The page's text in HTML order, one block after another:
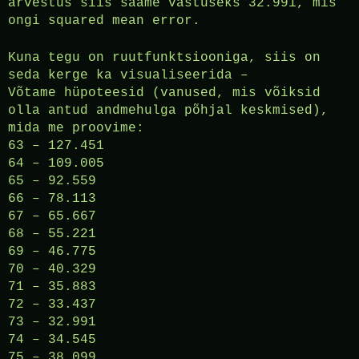
arvestus siis saame vastuseks 32.991, mis
ongi squared mean error.
Kuna tegu on ruutfunktsiooniga, siis on
seda kerge ka visualiseerida –
Võtame hüpoteesid (vanused, mis võiksid
olla antud andmehulga põhjal keskmised),
mida me proovime:
63 – 127.451
64 – 109.005
65 – 92.559
66 – 78.113
67 – 65.667
68 – 55.221
69 – 46.775
70 – 40.329
71 – 35.883
72 – 33.437
73 – 32.991
74 – 34.545